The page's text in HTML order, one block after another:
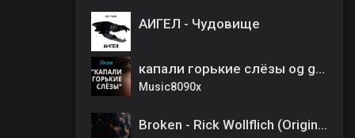
АИГЕЛ - Чудовище
капали горькие слёзы og guru remix
Music8090x
Broken - Rick Wollflich (Original Mix)